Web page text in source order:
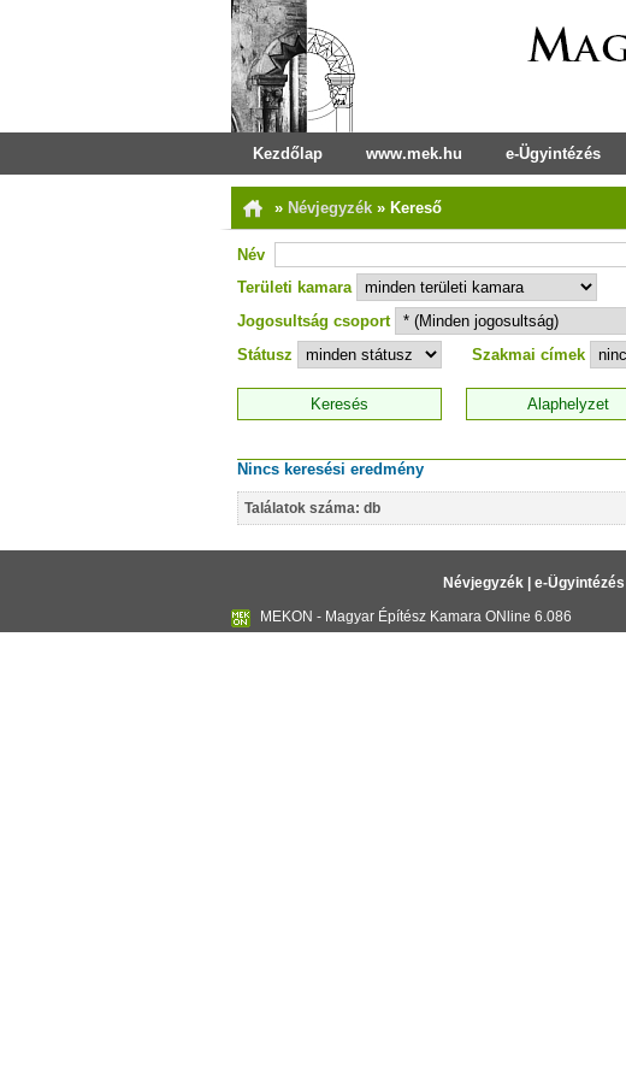
Kezdőlap www.mek.hu e-Ügyintézés
» Névjegyzék » Kereső
Név
Területi kamara
Jogosultság csoport
Státusz
Szakmai címek
Nincs keresési eredmény
Találatok száma: db
Névjegyzék| e-Ügyintézés
MEKON - Magyar Építész Kamara ONline 6.086